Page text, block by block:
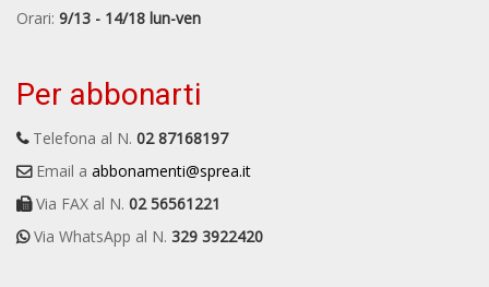
Orari: 9/13 - 14/18 lun-ven
Per abbonarti
Telefona al N. 02 87168197
Email a abbonamenti@sprea.it
Via FAX al N. 02 56561221
Via WhatsApp al N. 329 3922420